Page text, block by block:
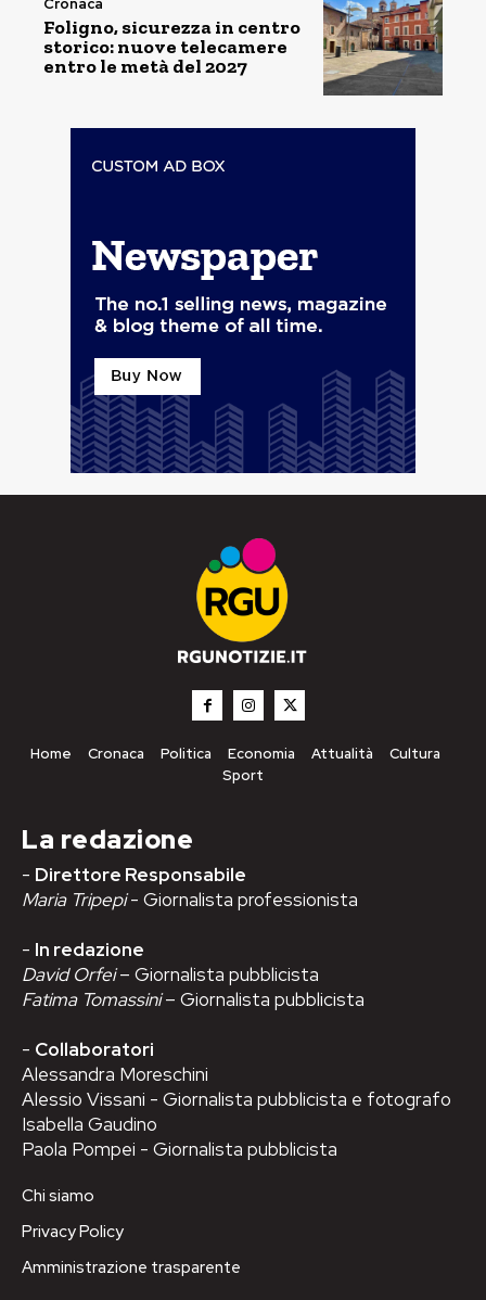
Foligno, sicurezza in centro
storico: nuove telecamere
entro le metà del 2027
Home Cronaca Politica Economia Attualità
Cultura
Sport
La redazione
- Direttore Responsabile
Maria Tripepi- Giornalista professionista
- In redazione
David Orfei– Giornalista pubblicista
Fatima Tomassini– Giornalista pubblicista
- Collaboratori
Alessandra Moreschini
Alessio Vissani - Giornalista pubblicista e fotografo
Isabella Gaudino
Paola Pompei - Giornalista pubblicista
Chi siamo
Privacy Policy
Amministrazione trasparente